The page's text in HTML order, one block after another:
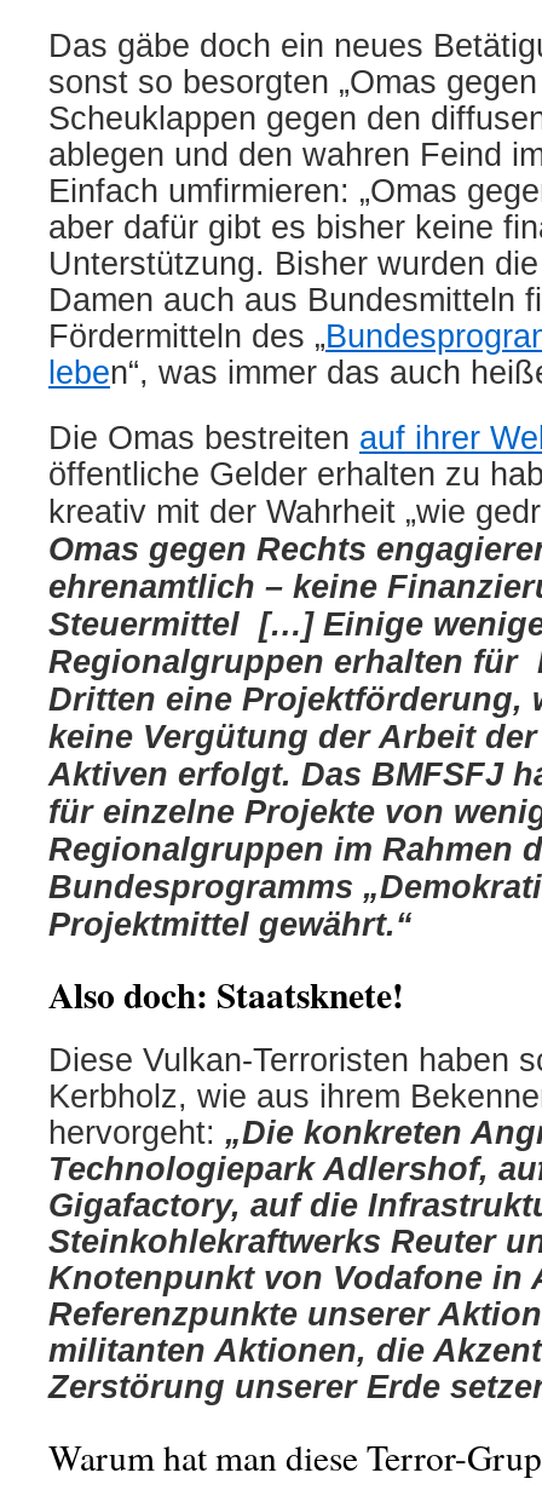
Das gäbe doch ein neues
sonst so besorgten „Omas
Scheuklappen gegen den
ablegen und den wahren Feind
Einfach umfirmieren: „Omas
aber dafür gibt es bisher keine
Unterstützung. Bisher wurden
Damen auch aus Bundesmitteln
Fördermittel n des „
leben“, was immer das auch
Die Omas bestreiten auf ihrer
öffentliche Gelder erhalten zu
kreativ mit der Wahrheit „wie
Omas gegen Rechts
ehrenamtlich – keine
Steuermittel […] Einige
Regionalgruppen erhalten für
Dritten eine Projektförderung,
keine Vergütung der Arbeit
Aktiven erfolgt. Das BMFSFJ
für einzelne Projekte von
Regionalgruppen im Rahmen
Bundesprogramms
Projektmittel gewährt.“
Also doch: Staatsknete!
Diese Vulkan-Terroristen haben
Kerbholz, wie aus ihrem
hervorgeht: „Die konkreten
Technologiepark Adlershof,
Gigafactory, auf die
Steinkohlekraftwerks Reuter
Knotenpunkt von Vodafone in
Referenzpunkte unserer
militanten Aktionen, die
Zerstörung unserer Erde
Warum hat man diese Terror-